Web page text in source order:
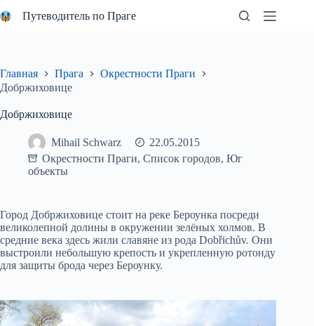
к
Путеводитель по Праге
Главная Прага
Окрестности Праги
Добржиховице
Добржиховице
Mihail Schwarz
22.05.2015
Окрестности Праги, Список городов, Юг
объекты
Город Добржиховице стоит на реке Бероунка посреди
великолепной долины в окружении зелёных холмов. В
средние века здесь жили славяне из рода Dobřichův. Они
выстроили небольшую крепость и укрепленную ротонду
для защиты брода через Бероунку.